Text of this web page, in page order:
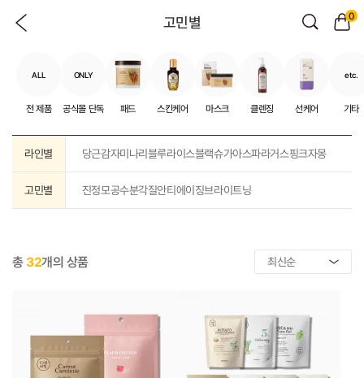
고민별 0
ALL
전 제품
ONLY
공식몰 단독 패드 스킨케어 마스크 클렌징 선케어
etc.
기타
라인별 당근감자미나리블루라이스블랙슈가아스파라거스핑크자몽
고민별 진정모공수분각질안티에이징브라이트닝
총 32개의 상품